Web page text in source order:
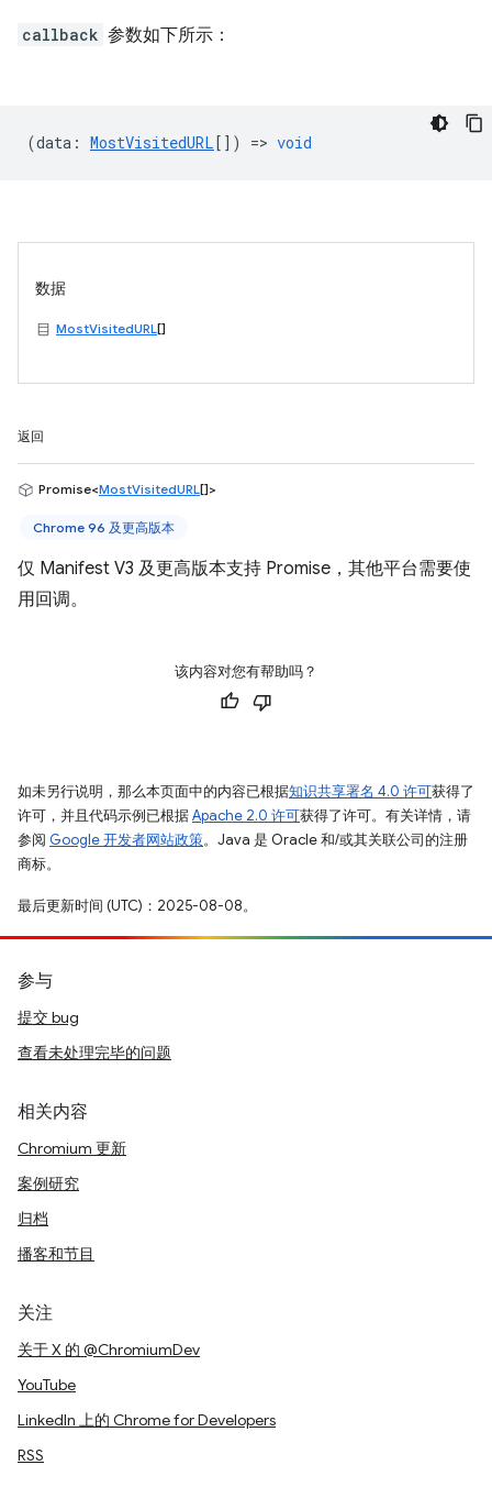
callback 参数如下所示：
(data : MostVisitedURL[]) => void
数据
MostVisitedURL[]
返回
Promise<MostVisitedURL[]>
Chrome 96 及更高版本
仅 Manifest V3 及更高版本支持 Promise，其他平台需要使
用回调。
该内容对您有帮助吗？
如未另行说明，那么本页面中的内容已根据知识共享署名 4.0 许可获得了
许可，并且代码示例已根据Apache 2.0 许可获得了许可。有关详情，请
参阅 Google 开发者网站政策。Java 是 Oracle 和/或其关联公司的注册
商标。
最后更新时间 (UTC)：2025-08-08。
参与
提交 bug
查看未处理完毕的问题
相关内容
Chromium 更新
案例研究
归档
播客和节目
关注
关于 X 的 @ChromiumDev
YouTube
LinkedIn 上的 Chrome for Developers
RSS